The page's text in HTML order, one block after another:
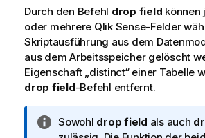
Durch den Befehl drop field können
oder mehrere Qlik Sense-Felder
Skriptausführung aus dem
aus dem Arbeitsspeicher gelöscht
Eigenschaft „distinct“ einer Tabelle
drop field-Befehl entfernt.
ISowohl drop field als auch